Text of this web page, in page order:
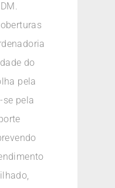
do
pela
pela